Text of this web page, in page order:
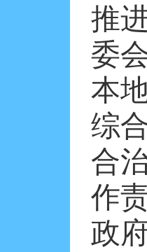
推
委
本
综
合
作
政